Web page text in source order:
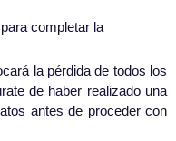
completar la
la pérdida de todos los
de haber realizado una
antes de proceder con